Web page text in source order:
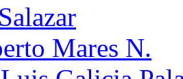
Mares N.